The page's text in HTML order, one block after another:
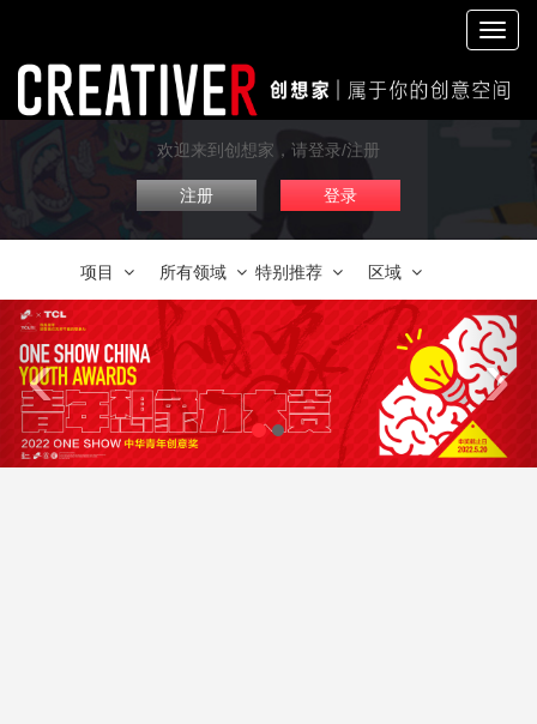
切
换
航
欢迎来到创想家，请登录/注册
注册 登录
项目 所有领域 特别推荐 区域
‹ ›